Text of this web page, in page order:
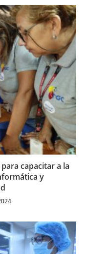
capacitar a la
y